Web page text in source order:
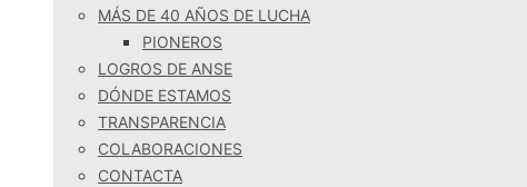
MÁS DE 40 AÑOS DE LUCHA
PIONEROS
LOGROS DE ANSE
DÓNDE ESTAMOS
TRANSPARENCIA
COLABORACIONES
CONTACTA